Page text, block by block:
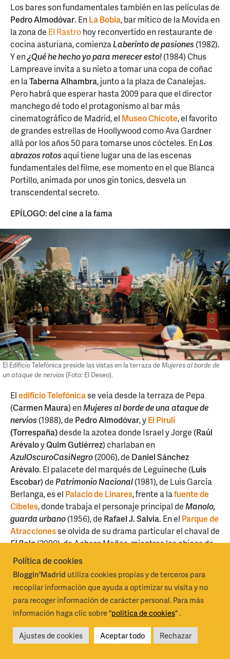
Los bares son fundamentales también en las películas de
Pedro Almodóvar. EnLa Bobia, bar mítico de la Movida en
la zona de El Rastrohoy reconvertido en restaurante de
cocina asturiana, comienzaLaberinto de pasiones(1982).
Y en¿Qué he hecho yo para merecer esto!(1984) Chus
Lampreave invita a su nieto a tomar una copa de coñac
en laTaberna Alhambra, junto a la plaza de Canalejas.
Pero habrá que esperar hasta 2009 para que el director
manchego dé todo el protagonismo al bar más
cinematográfico de Madrid, el Museo Chicote, el favorito
de grandes estrellas de Hoollywood como Ava Gardner
allá por los años 50 para tomarse unos cócteles. EnLos
abrazos rotosaquí tiene lugar una de las escenas
fundamentales del filme, ese momento en el que Blanca
Portillo, animada por unos gin tonics, desvela un
transcendental secreto.
EPÍLOGO: del cine a la fama
El Edificio Telefónica preside las vistas en la terraza deMujeres al borde de
un ataque de nervios(Foto: El Deseo).
Eledificio Telefónicase veía desde la terraza de Pepa
(Carmen Maura) enMujeres al borde de una ataque de
nervios(1988), de Pedro Almodóvar, yEl Pirulí
(Torrespaña)desde la azotea donde Israel y Jorge (Raúl
ArévaloyQuim Gutiérrez) charlaban en
AzulOscuroCasiNegro(2006), de Daniel Sánchez
Arévalo. El palacete del marqués de Leguineche (Luis
Escobar) dePatrimonio Nacional(1981), de Luis García
Berlanga, es el Palacio de Linares, frente a lafuente de
Cibeles, donde trabaja el personaje principal deManolo,
guarda urbano(1956), de Rafael J. Salvia. En el Parque de
Atraccionesse olvida de su drama particular el chaval de
El Bola(2000), de Achero Mañas, mientras los chicos de
Barrio
(1998), de Fernando León de Aranoa, descubren
otros mundos en una antigua
Metrohoy reconvertida en el museoAndén Cero.
Política de cookies
Bloggin'Madrid utiliza cookies propias y de terceros para
recopilar información que ayuda a optimizar su visita y no
para recoger información de carácter personal. Para más
información haga clic sobre "política de cookies" .
Ajustes de cookies Aceptar todo Rechazar